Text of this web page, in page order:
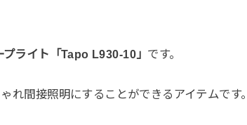
ライト「Tapo L930-10」 です。
れ間接照明にすることができるアイテムです。